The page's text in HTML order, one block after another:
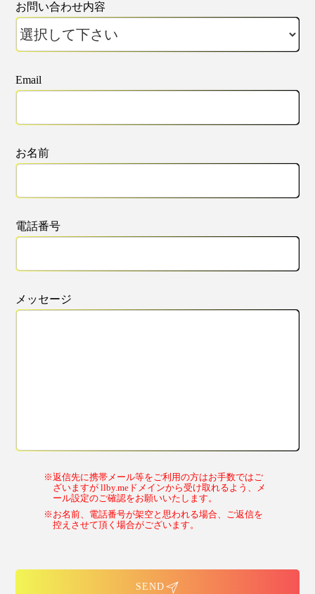
お問い合わせ内容
Email
お名前
電話番号
メッセージ
※返信先に携帯メール等をご利用の方はお手数ではご
ざいますが llby.meドメインから受け取れるよう、メ
ール設定のご確認をお願いいたします。
※お名前、電話番号が架空と思われる場合、ご返信を
控えさせて頂く場合がございます。
SEND